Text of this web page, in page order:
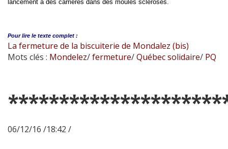
lancement à des carrières dans des moules sclérosés.
Pour lire le texte complet :
La fermeture de la biscuiterie de Mondalez (bis)
Mots clés : Mondelez/fermeture/Québec solidaire/ PQ
06/12/16 /18:42 /